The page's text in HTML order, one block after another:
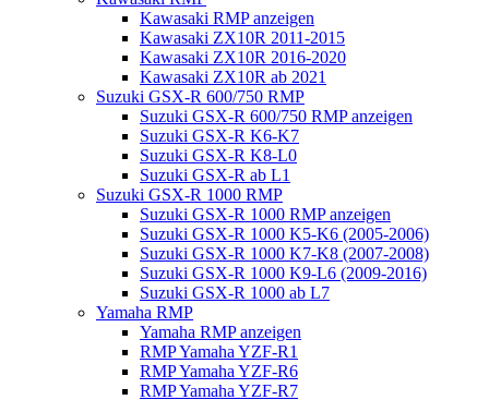
Kawasaki RMP anzeigen
Kawasaki ZX10R 2011-2015
Kawasaki ZX10R 2016-2020
Kawasaki ZX10R ab 2021
Suzuki GSX-R 600/750 RMP
Suzuki GSX-R 600/750 RMP anzeigen
Suzuki GSX-R K6-K7
Suzuki GSX-R K8-L0
Suzuki GSX-R ab L1
Suzuki GSX-R 1000 RMP
Suzuki GSX-R 1000 RMP anzeigen
Suzuki GSX-R 1000 K5-K6 (2005-2006)
Suzuki GSX-R 1000 K7-K8 (2007-2008)
Suzuki GSX-R 1000 K9-L6 (2009-2016)
Suzuki GSX-R 1000 ab L7
Yamaha RMP
Yamaha RMP anzeigen
RMP Yamaha YZF-R1
RMP Yamaha YZF-R6
RMP Yamaha YZF-R7